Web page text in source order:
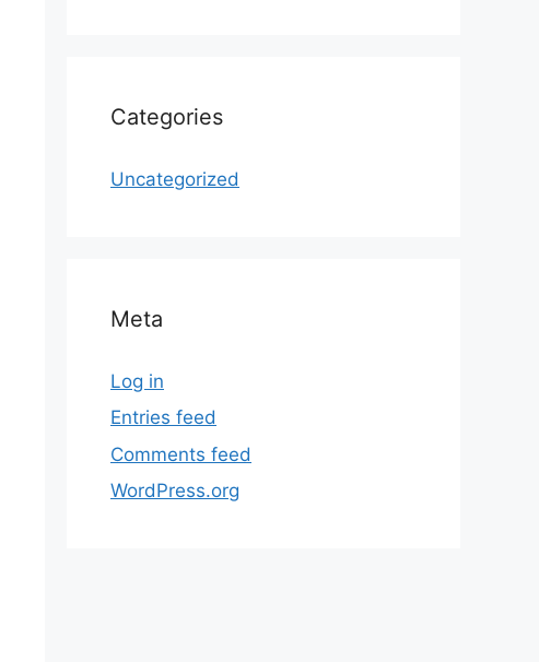
Categories
Uncategorized
Meta
Log in
Entries feed
Comments feed
WordPress.org